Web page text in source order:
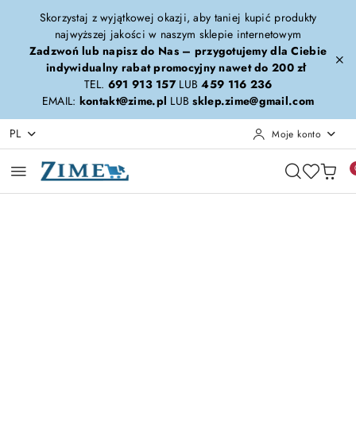
Przejdź do treści głównej
Przejdź do wyszukiwarki
Przejdź do moje konto
Przejdź do menu głównego
Przejdź do opisu produktu
Przejdź do stopki
Skorzystaj z wyjątkowej okazji, aby taniej kupić produkty
najwyższej jakości w naszym sklepie internetowym
Zadzwoń lub napisz do Nas – przygotujemy dla Ciebie
indywidualny rabat promocyjny nawet do 200 zł
TEL. 691 913 157LUB459 116 236
EMAIL: kontakt@zime.pl LUBsklep.zime@gmail.com
PL Moje konto